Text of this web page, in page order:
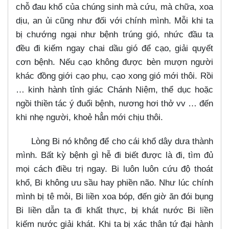
chỗ đau khổ của chúng sinh mà cứu, mà chữa, xoa
dịu, an ủi cũng như đối với chính mình. Mỗi khi ta
bị chướng ngại như bệnh trúng gió, nhức đầu ta
đều đi kiếm ngay chai dầu gió để cạo, giải quyết
cơn bệnh. Nếu cạo không được bèn mượn người
khác đồng giới cạo phụ, cạo xong gió mới thôi. Rồi
…​ kinh hành tỉnh giác Chánh Niệm, thể dục hoặc
ngồi thiền tác ý đuổi bệnh, nương hơi thở vv …​ đến
khi nhẹ người, khoẻ hẳn mới chịu thôi.
Lòng Bi nó không để cho cái khổ dây dưa thành
mình. Bất kỳ bệnh gì hễ đi biết được là đi, tìm đủ
mọi cách điều trị ngay. Bi luôn luôn cứu độ thoát
khổ, Bi không ưu sầu hay phiền não. Như lúc chính
mình bị tê mỏi, Bi liền xoa bóp, đến giờ ăn đói bụng
Bi liền dẫn ta đi khất thực, bị khát nước Bi liền
kiếm nước giải khát. Khi ta bị xác thân tứ đại hành